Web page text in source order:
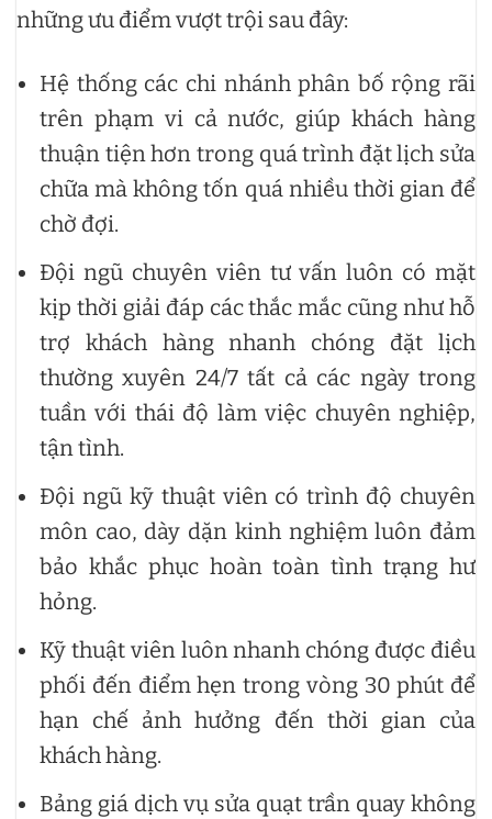
những ưu điểm vượt trội sau đây:
Hệ thống các chi nhánh phân bố rộng rãi
trên phạm vi cả nước, giúp khách hàng
thuận tiện hơn trong quá trình đặt lịch sửa
chữa mà không tốn quá nhiều thời gian để
chờ đợi.
Đội ngũ chuyên viên tư vấn luôn có mặt
kịp thời giải đáp các thắc mắc cũng như hỗ
trợ khách hàng nhanh chóng đặt lịch
thường xuyên 24/7 tất cả các ngày trong
tuần với thái độ làm việc chuyên nghiệp,
tận tình.
Đội ngũ kỹ thuật viên có trình độ chuyên
môn cao, dày dặn kinh nghiệm luôn đảm
bảo khắc phục hoàn toàn tình trạng hư
hỏng.
Kỹ thuật viên luôn nhanh chóng được điều
phối đến điểm hẹn trong vòng 30 phút để
hạn chế ảnh hưởng đến thời gian của
khách hàng.
Bảng giá dịch vụ sửa quạt trần quay không